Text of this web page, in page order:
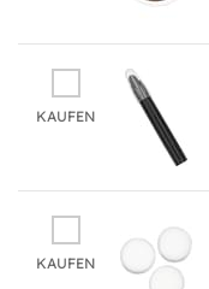
KAUFEN
KAUFEN